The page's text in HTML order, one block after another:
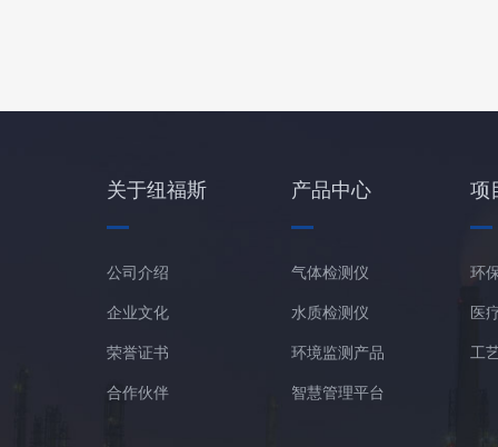
关于纽福斯
公司介绍
企业文化
荣誉证书
合作伙伴
产品中心
气体检测仪
水质检测仪
环境监测产品
智慧管理平台
项
环
医
工